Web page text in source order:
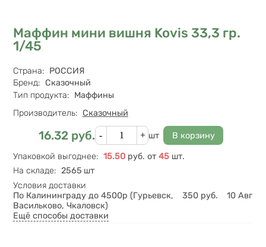
Маффин мини вишня Kovis 33,3 гр.
1/45
Характеристики
Страна: РОССИЯ
Бренд: Сказочный
Тип продукта: Маффины
Производитель: Сказочный
Цена
16.32 руб.Кол-во шт
Упаковкой выгоднее: 15.50 руб. от 45 шт.
На складе: 2565 шт
Условия доставки
По Калининграду до 4500р (Гурьевск,
Васильково, Чкаловск)
350 руб.
10 Авг
Ещё способы доставки